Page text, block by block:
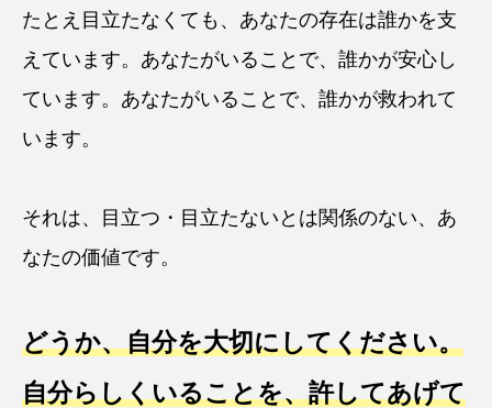
たとえ目立たなくても、あなたの存在は誰かを支
えています。あなたがいることで、誰かが安心し
ています。あなたがいることで、誰かが救われて
います。
それは、目立つ・目立たないとは関係のない、あ
なたの価値です。
どうか、自分を大切にしてください。
自分らしくいることを、許してあげて